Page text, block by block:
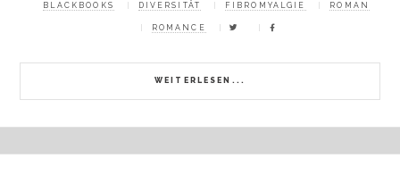
WEITERLESEN...
BLACKBOOKS DIVERSITÄT FIBROMYALGIE ROMAN
ROMANCE